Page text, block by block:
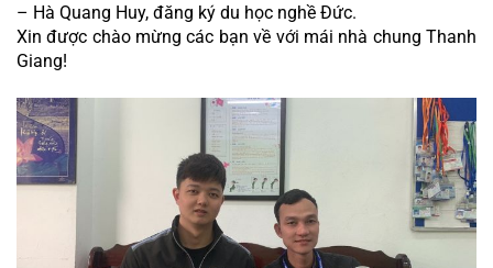
– Hà Quang Huy, đăng ký du học nghề Đức.
Xin được chào mừng các bạn về với mái nhà chung Thanh
Giang!